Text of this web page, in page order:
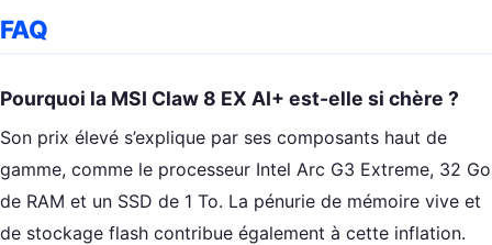
FAQ
Pourquoi la MSI Claw 8 EX AI+ est-elle si chère ?
Son prix élevé s’explique par ses composants haut de
gamme, comme le processeur Intel Arc G3 Extreme, 32 Go
de RAM et un SSD de 1 To. La pénurie de mémoire vive et
de stockage flash contribue également à cette inflation.